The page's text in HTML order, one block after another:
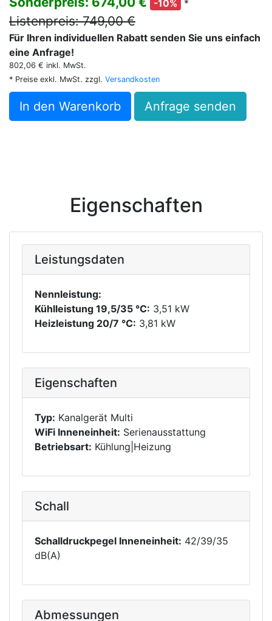
-10% *
Listenpreis: 749,00 €
Für Ihren individuellen Rabatt senden Sie uns einfach
eine Anfrage!
802,06 € inkl. MwSt.
* Preise exkl. MwSt. zzgl. Versandkosten
In den Warenkorb Anfrage senden
Eigenschaften
Leistungsdaten
Nennleistung:
Kühlleistung 19,5/35 °C: 3,51 kW
Heizleistung 20/7 °C: 3,81 kW
Eigenschaften
Typ: Kanalgerät Multi
WiFi Inneneinheit: Serienausstattung
Betriebsart: Kühlung|Heizung
Schall
Schalldruckpegel Inneneinheit: 42/39/35
dB(A)
Abmessungen